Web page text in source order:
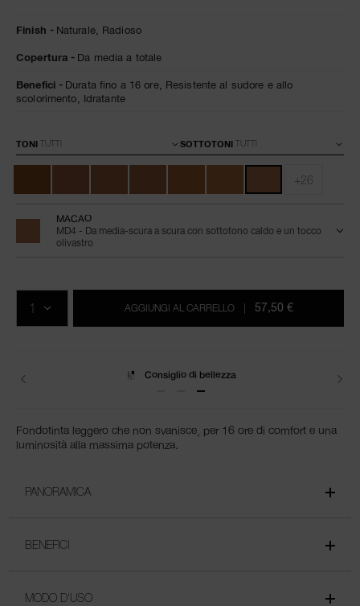
natural-
longwear-
n.
Finish Naturale, Radioso
Copertura Da media a totale
Benefici Durata fino a 16 ore, Resistente al sudore e allo
scolorimento, Idratante
Varianti
TONI SOTTOTONI
+26
MACAO
MD4 - Da media-scura a scura con sottotono caldo e un tocco
olivastro
al
carrello
prodotto
QTÀ.
AGGIUNGI AL CARRELLO 57,50 €
Spedizione
Fondotinta leggero che non svanisce, per 16 ore di comfort e una
luminosità alla massima potenza.
PANORAMICA
BENEFICI
MODO D'USO